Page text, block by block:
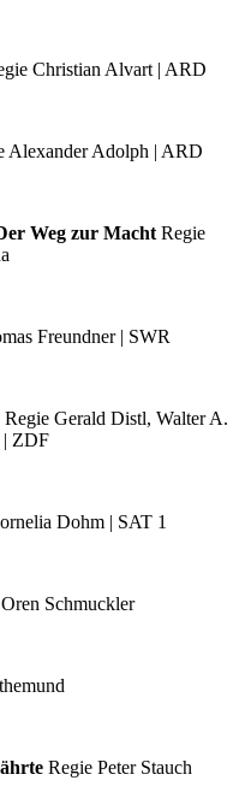
Christian Alvart | ARD
Alexander Adolph | ARD
Weg zur Macht Regie
Freundner | SWR
Regie Gerald Distl, Walter A.
| ZDF
Dohm | SAT 1
Oren Schmuckler
Regie Peter Stauch